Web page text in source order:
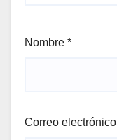
Nombre *
Correo electrónico